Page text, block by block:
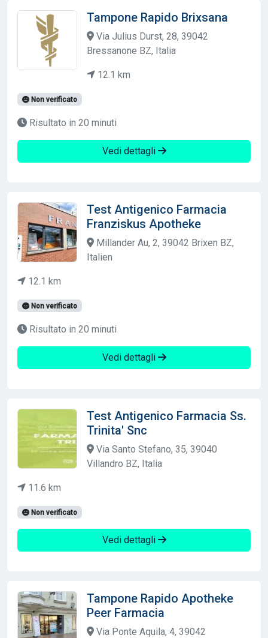
Tampone Rapido Brixsana
Via Julius Durst, 28, 39042
Bressanone BZ, Italia
12.1 km
Non verificato
Risultato in 20 minuti
Vedi dettagli
Test Antigenico Farmacia
Franziskus Apotheke
Millander Au, 2, 39042 Brixen BZ,
Italien
12.1 km
Non verificato
Risultato in 20 minuti
Vedi dettagli
Test Antigenico Farmacia Ss.
Trinita' Snc
Via Santo Stefano, 35, 39040
Villandro BZ, Italia
11.6 km
Non verificato
Vedi dettagli
Tampone Rapido Apotheke
Peer Farmacia
Via Ponte Aquila, 4, 39042